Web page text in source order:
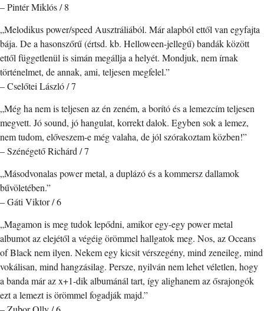
– Pintér Miklós / 8
„Melodikus power/speed Ausztráliá­ból. Már alapból ettől van egyfajta
bája. De a hasonszőrű (értsd. kb. Helloween-jellegű) bandák között
ettől függetlenül is simán megállja a helyét. Mondjuk, nem írnak
történelmet, de annak, ami, teljesen megfelel.”
– Cselőtei László / 7
„Még ha nem is teljesen az én zeném, a borító és a lemezcím teljesen
megvett. Jó sound, jó hangulat, korrekt dalok. Egyben sok a lemez,
nem tudom, előveszem-e még valaha, de jól szórakoztam közben!”
– Szénégető Richárd / 7
„Másodvonalas power metal, a duplázó és a kommersz dallamok
bűvöletében.”
– Gáti Viktor / 6
„Magamon is meg tudok lepődni, amikor egy-egy power metal
albumot az elejétől a végéig örömmel hallgatok meg. Nos, az Oceans
of Black nem ilyen. Nekem egy kicsit vérszegény, mind zeneileg, mind
vokálisan, mind hangzásilag. Persze, nyilván nem lehet véletlen, hogy
a banda már az x+1-dik albumánál tart, így alighanem az ősrajongók
ezt a lemezt is örömmel fogadják majd.”